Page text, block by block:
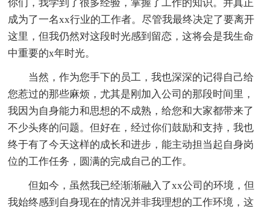
你们，我学到了很多经验，掌握了工作的知识。并真正
成为了一名xx行业的工作者。尽管我最终决定了要离开
这里，但我仍然对这段时光感到留恋，这将会是我生命
中重要的x年时光。
当然，作为您手下的员工，我也深深的记得自己给
您惹过的那些麻烦，尤其是刚加入公司的那段时间里，
我因为自身能力和思想的不成熟，给您和大家都带来了
不少头疼的问题。但好在，经过你们鼓励和支持，我也
终于有了今天这样的成长和进步，能主动担当起自身岗
位的工作任务，圆满的完成自己的工作。
但如今，虽然我已经渐渐融入了xx公司的环境，但
我始终感到自身现在的情况并非我理想的工作环境，这